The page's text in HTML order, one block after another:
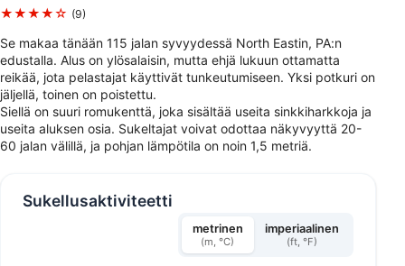
★★★★☆ (9)
Se makaa tänään 115 jalan syvyydessä North Eastin, PA:n
edustalla. Alus on ylösalaisin, mutta ehjä lukuun ottamatta
reikää, jota pelastajat käyttivät tunkeutumiseen. Yksi potkuri on
jäljellä, toinen on poistettu.
Siellä on suuri romukenttä, joka sisältää useita sinkkiharkkoja ja
useita aluksen osia. Sukeltajat voivat odottaa näkyvyyttä 20-
60 jalan välillä, ja pohjan lämpötila on noin 1,5 metriä.
Sukellusaktiviteetti
metrinen
(m, °C)
imperiaalinen
(ft, °F)